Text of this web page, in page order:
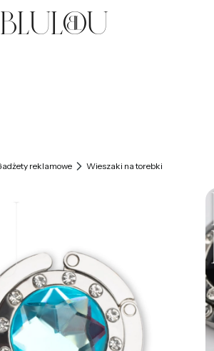
0. Zobacz szczegóły
reklamowe Wieszaki na torebki